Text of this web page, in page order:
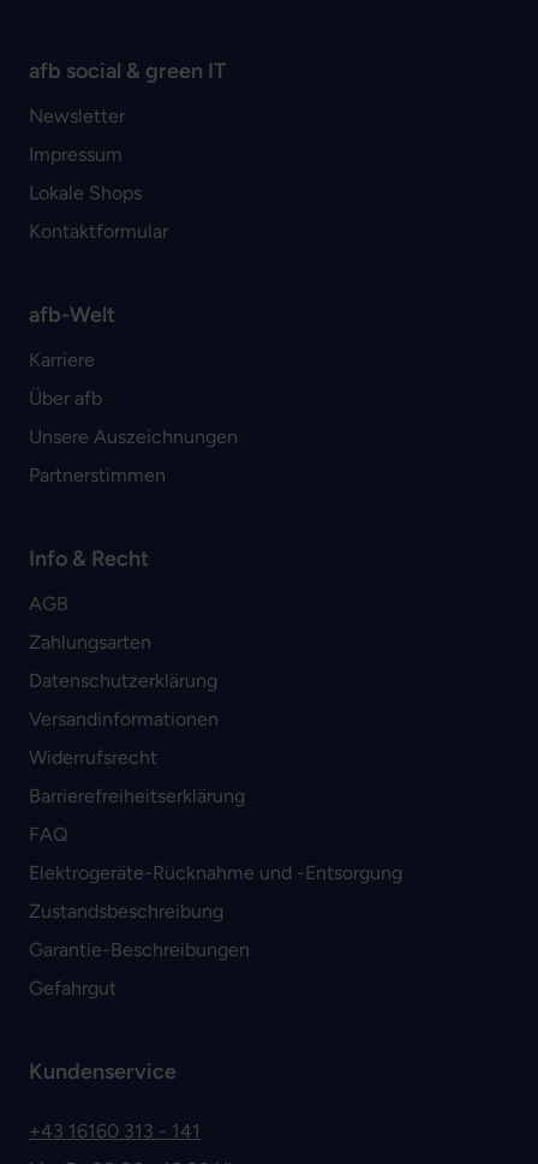
afb social & green IT
Newsletter
Impressum
Lokale Shops
Kontaktformular
afb-Welt
Karriere
Über afb
Unsere Auszeichnungen
Partnerstimmen
Info & Recht
AGB
Zahlungsarten
Datenschutzerklärung
Versandinformationen
Widerrufsrecht
Barrierefreiheitserklärung
FAQ
Elektrogeräte-Rücknahme und -Entsorgung
Zustandsbeschreibung
Garantie-Beschreibungen
Gefahrgut
Kundenservice
+43 16160 313 - 141